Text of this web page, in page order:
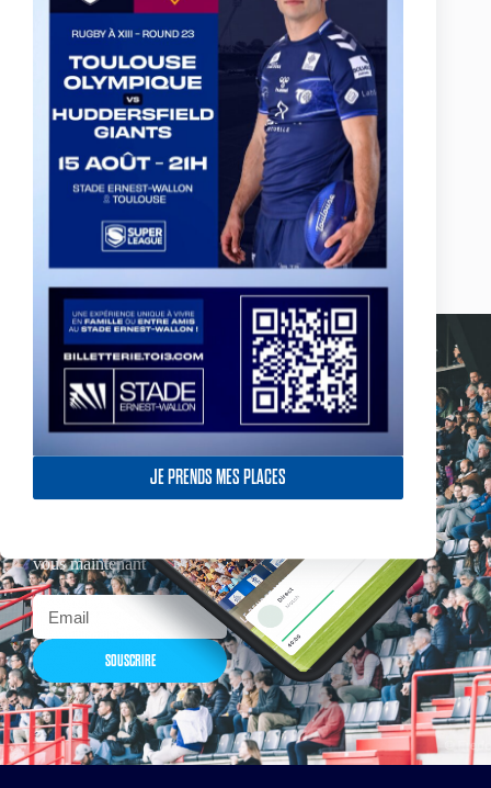
JE PRENDS MES PLACES
Actualités, nouveautés,
billetterie, remises
vous maintenant
SOUSCRIRE